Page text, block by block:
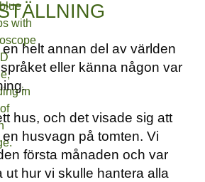
helt annan del av världen
eller känna någon var
hus, och det visade sig att
husvagn på tomten. Vi
första månaden och var
ut hur vi skulle hantera alla